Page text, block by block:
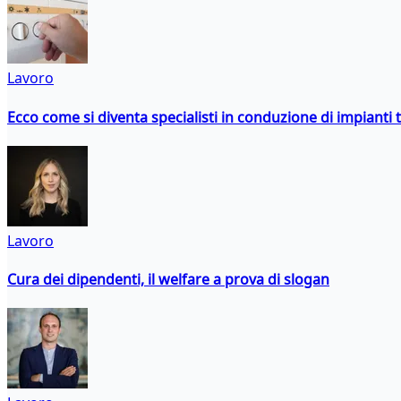
Lavoro
Ecco come si diventa specialisti in conduzione di impianti
Lavoro
Cura dei dipendenti, il welfare a prova di slogan